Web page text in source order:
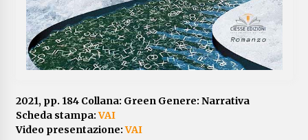
7 anni ago
U e i confini dell’immaginabile
7 anni ago
2021, pp. 184 Collana: Green Genere: Narrativa
Scheda stampa:VAI
Video presentazione:VAI